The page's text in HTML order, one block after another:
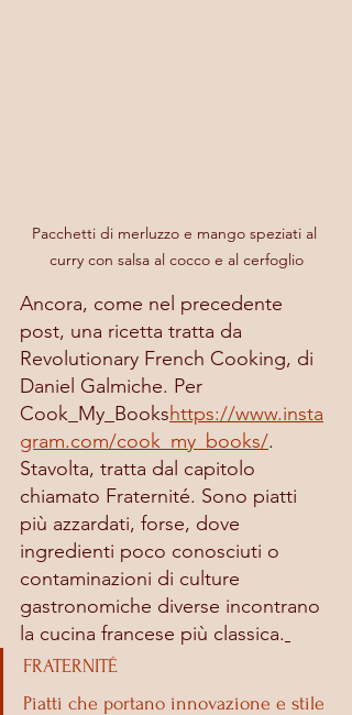
Pacchetti di merluzzo e mango speziati al
curry con salsa al cocco e al cerfoglio
Ancora, come nel precedente
post, una ricetta tratta da
Revolutionary French Cooking, di
Daniel Galmiche. Per
Cook_My_Bookshttps://www.insta
gram.com/cook_my_books/.
Stavolta, tratta dal capitolo
chiamato Fraternité. Sono piatti
più azzardati, forse, dove
ingredienti poco conosciuti o
contaminazioni di culture
gastronomiche diverse incontrano
la cucina francese più classica.
FRATERNITÉ
Piatti che portano innovazione e stile